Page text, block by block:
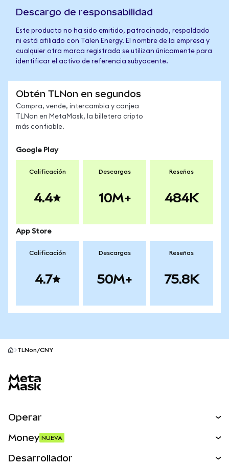
Descargo de responsabilidad
Este producto no ha sido emitido, patrocinado, respaldado
ni está afiliado con Talen Energy. El nombre de la empresa y
cualquier otra marca registrada se utilizan únicamente para
identificar el activo de referencia subyacente.
Obtén TLNon en segundos
Compra, vende, intercambia y canjea
TLNon en MetaMask, la billetera cripto
más confiable.
Google Play
Calificación
4.4
Descargas
10M+
Reseñas
484K
App Store
Calificación
4.7
Descargas
50M+
Reseñas
75.8K
TLNon/CNY
Operar
Money NUEVA
Desarrollador